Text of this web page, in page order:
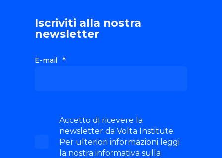
Iscriviti alla nostra
newsletter
E-mail *
Accetto di ricevere la
newsletter da Volta Institute.
Per ulteriori informazioni leggi
la nostra informativa sulla